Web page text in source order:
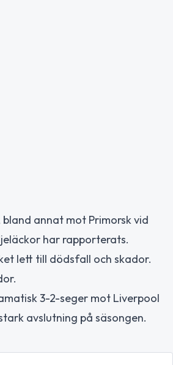
annat mot Primorsk vid
har rapporterats.
lett till dödsfall och skador.
3-2-seger mot Liverpool
avslutning på säsongen.